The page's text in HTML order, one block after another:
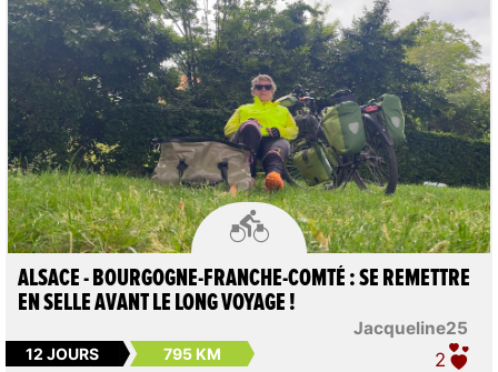

Jacqueline25
ALSACE - BOURGOGNE-FRANCHE-COMTÉ : SE REMETTRE
EN SELLE AVANT LE LONG VOYAGE !
12 JOURS 795 KM 2